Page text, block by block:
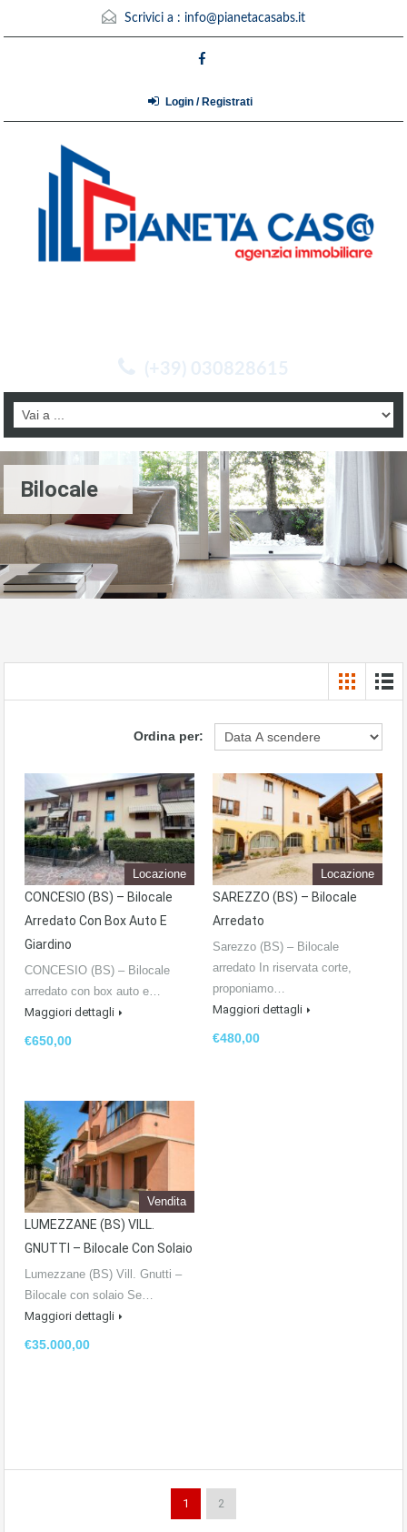
Scrivici a : info@pianetacasabs.it
Login / Registrati
(+39) 030828615
Bilocale
Ordina per:
Locazione
CONCESIO (BS) – Bilocale
Arredato Con Box Auto E
Giardino
CONCESIO (BS) – Bilocale
arredato con box auto e…
Maggiori dettagli
€650,00
Locazione
SAREZZO (BS) – Bilocale
Arredato
Sarezzo (BS) – Bilocale
arredato In riservata corte,
proponiamo…
Maggiori dettagli
€480,00
Vendita
LUMEZZANE (BS) VILL.
GNUTTI – Bilocale Con Solaio
Lumezzane (BS) Vill. Gnutti –
Bilocale con solaio Se…
Maggiori dettagli
€35.000,00
1 2